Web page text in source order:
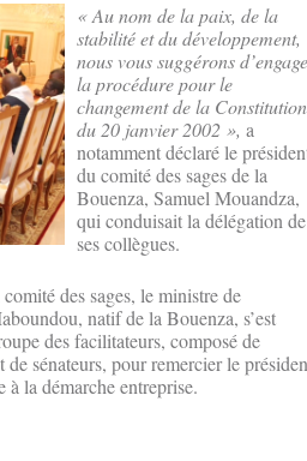
« Au nom de la paix, de la
stabilité et du développement,
nous vous suggérons
la procédure pour le
changement de la Constitution
du 20 janvier 2002 », a
notamment déclaré le
du comité des sages de la
Bouenza, Samuel Mouandza,
qui conduisait la délégation de
ses collègues.
des sages, le ministre de
natif de la Bouenza, s’est
des facilitateurs, composé de
sénateurs, pour remercier le
la démarche entreprise.